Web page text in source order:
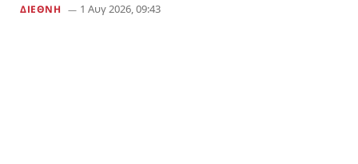
ΔΙΕΘΝΗ 1 Αυγ 2026, 09:43